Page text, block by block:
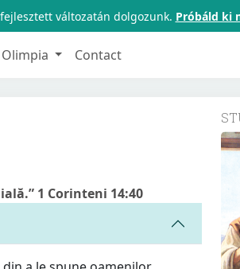
változatán dolgozunk. Próbáld ki
Olimpia Contact
1 Corinteni 14:40